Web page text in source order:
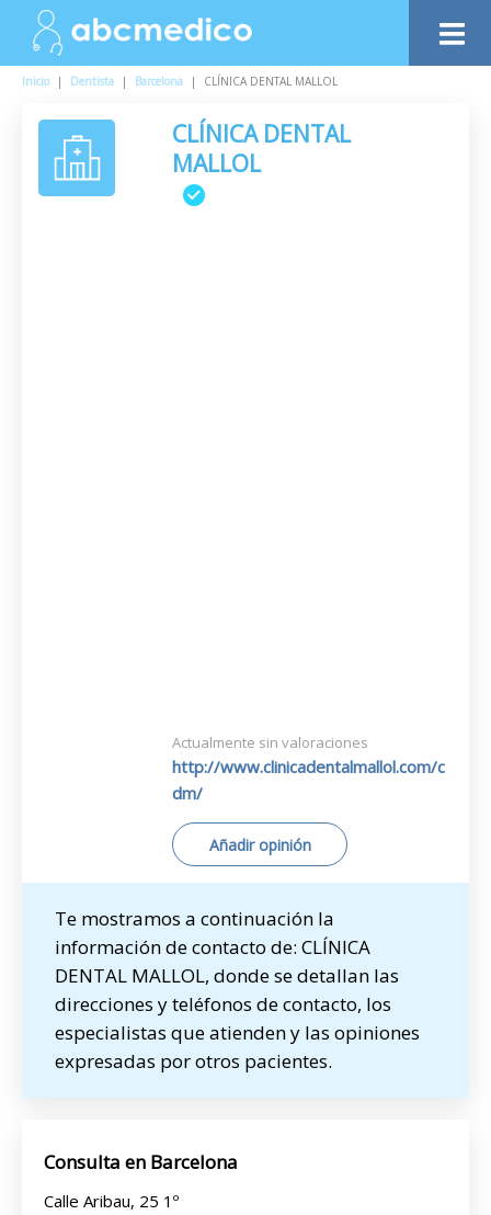
Inicio | Dentista | Barcelona | CLÍNICA DENTAL MALLOL
CLÍNICA DENTAL
MALLOL
Actualmente sin valoraciones
http://www.clinicadentalmallol.com/c
dm/
Añadir opinión
Te mostramos a continuación la
información de contacto de: CLÍNICA
DENTAL MALLOL, donde se detallan las
direcciones y teléfonos de contacto, los
especialistas que atienden y las opiniones
expresadas por otros pacientes.
Consulta en Barcelona
Calle Aribau, 25 1º